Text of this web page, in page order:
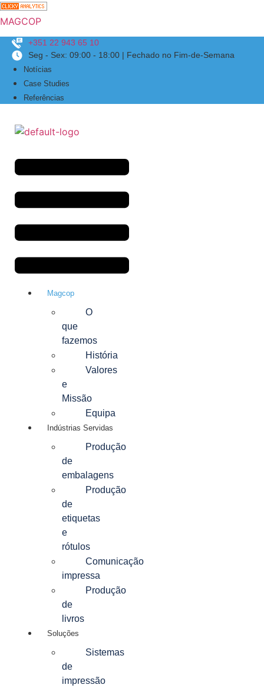
MAGCOP
+351 22 943 65 10
Seg - Sex: 09:00 - 18:00 | Fechado no Fim-de-Semana
Menu
Notícias
Case Studies
Referências
Menu
Magcop
O
que
fazemos
História
Valores
e
Missão
Equipa
Indústrias Servidas
Produção
de
embalagens
Produção
de
etiquetas
e
rótulos
Comunicação
impressa
Produção
de
livros
Soluções
Sistemas
de
impressão